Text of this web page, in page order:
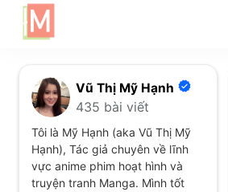
Vũ Thị Mỹ Hạnh
435 bài viết
Tôi là Mỹ Hạnh (aka Vũ Thị Mỹ
Hạnh), Tác giả chuyên về lĩnh
vực anime phim hoạt hình và
truyện tranh Manga. Mình tốt